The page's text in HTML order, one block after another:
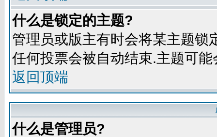
什么是锁定的主题?
管理员或版主有时会将某主题锁
任何投票会被自动结束.主题可
返回顶端
什么是管理员?